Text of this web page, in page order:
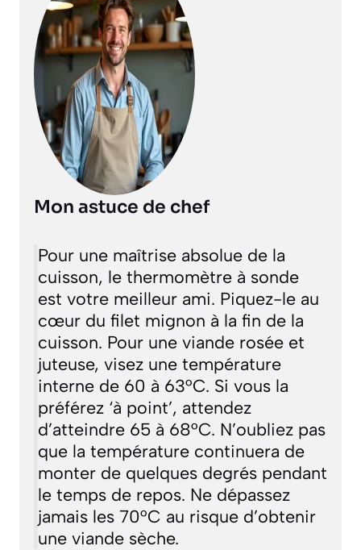
Mon astuce de chef
Pour une maîtrise absolue de la
cuisson, le thermomètre à sonde
est votre meilleur ami. Piquez-le au
cœur du filet mignon à la fin de la
cuisson. Pour une viande rosée et
juteuse, visez une température
interne de 60 à 63°C. Si vous la
préférez ‘à point’, attendez
d’atteindre 65 à 68°C. N’oubliez pas
que la température continuera de
monter de quelques degrés pendant
le temps de repos. Ne dépassez
jamais les 70°C au risque d’obtenir
une viande sèche.